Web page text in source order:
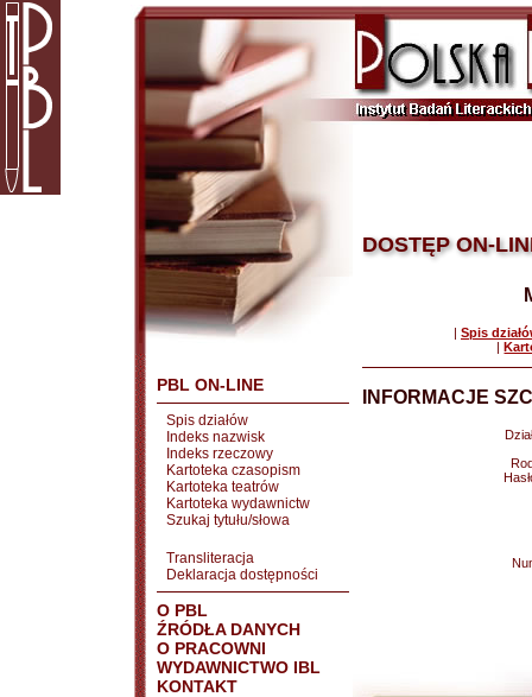
PBL ON-LINE
Spis działów
Indeks nazwisk
Indeks rzeczowy
Kartoteka czasopism
Kartoteka teatrów
Kartoteka wydawnictw
Szukaj tytułu/słowa
Transliteracja
Deklaracja dostępności
O PBL
ŹRÓDŁA DANYCH
O PRACOWNI
WYDAWNICTWO IBL
KONTAKT
DOSTĘP ON-
| Spis
|
INFORMACJE